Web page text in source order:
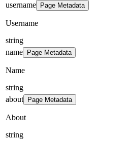
username Page Metadata
Username
string
name
Page Metadata
Name
string
about
Page Metadata
About
string